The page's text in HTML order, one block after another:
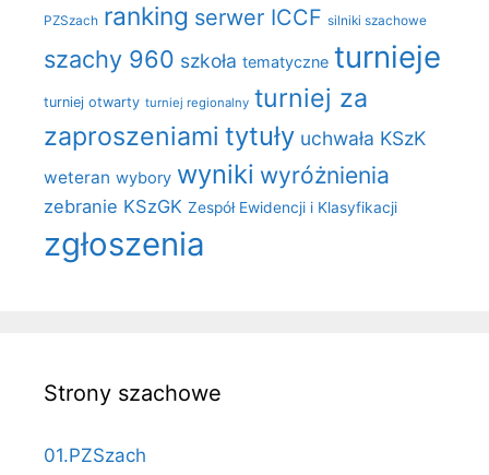
PZSzach ranking serwer ICCF silniki szachowe
szachy 960 szkoła tematyczne turnieje
turniej otwarty turniej regionalny turniej za
zaproszeniami tytuły uchwała KSzK
weteran wybory wyniki wyróżnienia
zebranie KSzGK Zespół Ewidencji i Klasyfikacji
zgłoszenia
Strony szachowe
01.PZSzach